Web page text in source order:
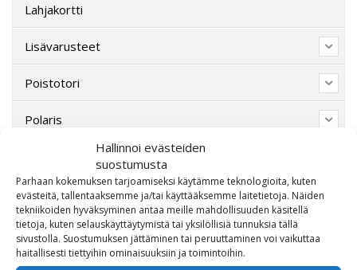
Hallinnoi evästeiden
suostumusta
Parhaan kokemuksen tarjoamiseksi käytämme teknologioita, kuten
evästeitä, tallentaaksemme ja/tai käyttääksemme laitetietoja. Näiden
tekniikoiden hyväksyminen antaa meille mahdollisuuden käsitellä
tietoja, kuten selauskäyttäytymistä tai yksilöllisiä tunnuksia tällä
sivustolla. Suostumuksen jättäminen tai peruuttaminen voi vaikuttaa
haitallisesti tiettyihin ominaisuuksiin ja toimintoihin.
Lahjakortti
Lisävarusteet
Poistotori
Polaris
SW-Motech
Varaosat/Sekalaiset